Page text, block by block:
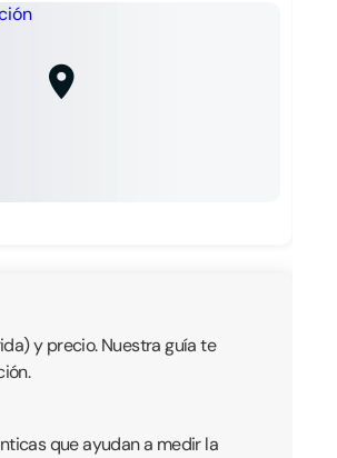
y precio. Nuestra guía te
que ayudan a medir la